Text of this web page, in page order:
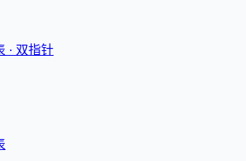
· 双指针